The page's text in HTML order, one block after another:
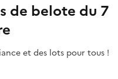
de belote du 7
et des lots pour tous !